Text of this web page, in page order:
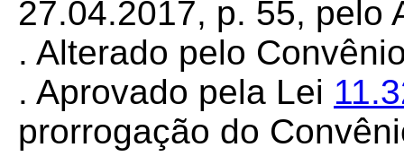
27.04.2017, p. 55, pelo
. Alterado pelo
. Aprovado pela Lei
prorrogação do